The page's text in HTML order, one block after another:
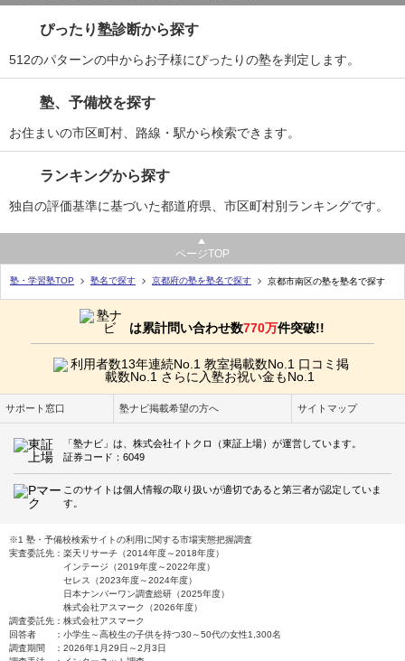
ぴったり塾診断から探す
512のパターンの中からお子様にぴったりの塾を判定します。
塾、予備校を探す
お住まいの市区町村、路線・駅から検索できます。
ランキングから探す
独自の評価基準に基づいた都道府県、市区町村別ランキングです。
ページTOP
塾・学習塾TOP 塾名で探す 京都府の塾を塾名で探す 京都市南区の塾を塾名で探す
は累計問い合わせ数770万件突破!!
サポート窓口 塾ナビ掲載希望の方へ サイトマップ
「塾ナビ」は、株式会社イトクロ（東証上場）が運営しています。
証券コード：6049
このサイトは個人情報の取り扱いが適切であると第三者が認定していま
す。
※1 塾・予備校検索サイトの利用に関する市場実態把握調査
実査委託先：楽天リサーチ（2014年度～2018年度）
インテージ（2019年度～2022年度）
セレス（2023年度～2024年度）
日本ナンバーワン調査総研（2025年度）
株式会社アスマーク（2026年度）
調査委託先：株式会社アスマーク
回答者 ：小学生～高校生の子供を持つ30～50代の女性1,300名
調査期間 ：2026年1月29日～2月3日